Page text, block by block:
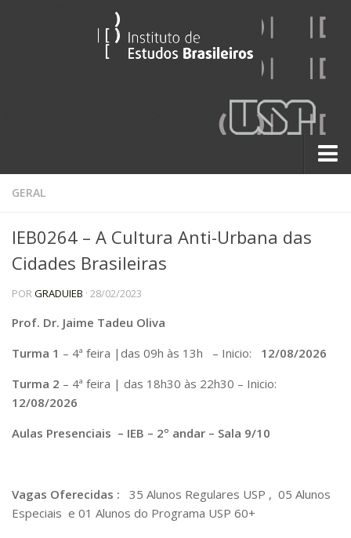
Sobre
A História do IEB
Institucional
60 Anos
Paralelos 22
Pesquisa
Pesquisador Colaborador
Pró-Reitoria de Pesquisa e Inovação
GERAL
IEB0264 – A Cultura Anti-Urbana das
Cidades Brasileiras
PORGRADUIEB · 28/02/2023
Prof. Dr. Jaime Tadeu Oliva
Turma 1 – 4ª feira |das 09h às 13h – Inicio:
12/08/2026
Turma 2 – 4ª feira | das 18h30 às 22h30 – Inicio:
12/08/2026
Aulas Presenciais – IEB – 2º andar – Sala 9/10
Vagas Oferecidas :
35 Alunos Regulares USP , 05 Alunos
Especiais e 01 Alunos do Programa USP 60+